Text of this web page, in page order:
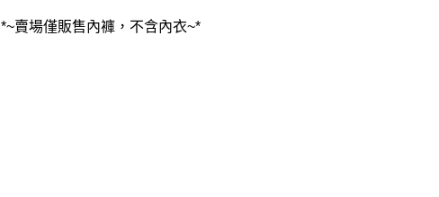
*~賣場僅販售內褲，不含內衣~*